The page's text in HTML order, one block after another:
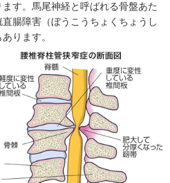
す。馬尾神経と呼ばれる骨盤あた
腸障害（ぼうこうちょくちょうし
ります。